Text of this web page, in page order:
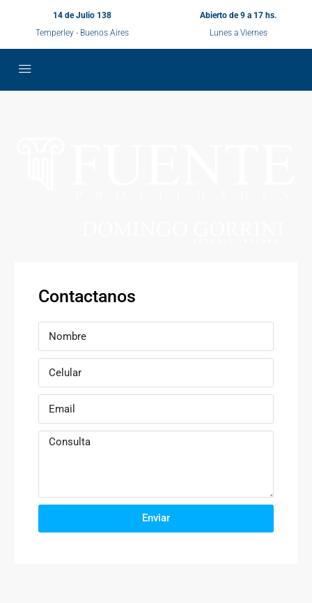
14 de Julio 138
Temperley - Buenos Aires
Abierto de 9 a 17 hs.
Lunes a Viernes
Contactanos
Enviar